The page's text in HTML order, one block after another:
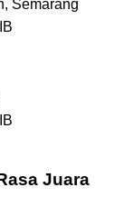
Semarang
Juara